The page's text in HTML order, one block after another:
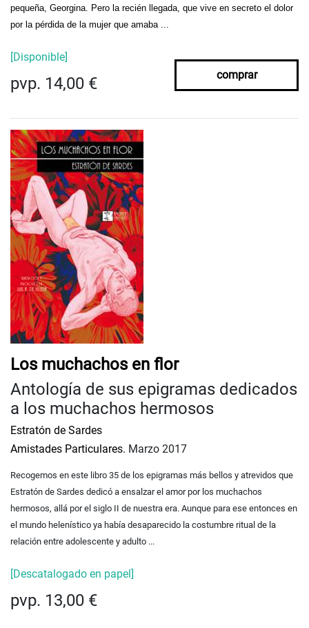
pequeña, Georgina. Pero la recién llegada, que vive en secreto el dolor
por la pérdida de la mujer que amaba ...
[Disponible]
pvp. 14,00 € comprar
Los muchachos en flor
Antología de sus epigramas dedicados
a los muchachos hermosos
Estratón de Sardes
Amistades Particulares. Marzo 2017
Recogemos en este libro 35 de los epigramas más bellos y atrevidos que
Estratón de Sardes dedicó a ensalzar el amor por los muchachos
hermosos, allá por el siglo II de nuestra era. Aunque para ese entonces en
el mundo helenístico ya había desaparecido la costumbre ritual de la
relación entre adolescente y adulto ...
[Descatalogado en papel]
pvp. 13,00 €